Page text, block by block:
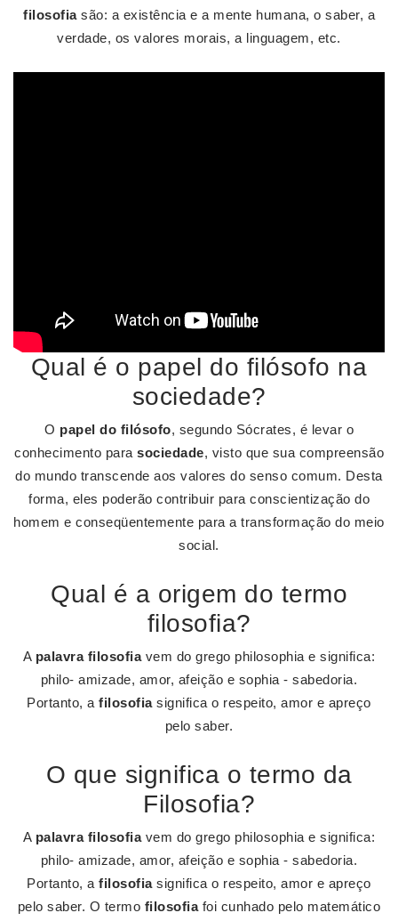
filosofiasão: a existência e a mente humana, o saber, a
verdade, os valores morais, a linguagem, etc.
Qual é o papel do filósofo na
sociedade?
O papel do filósofo, segundo Sócrates, é levar o
conhecimento para sociedade, visto que sua compreensão
do mundo transcende aos valores do senso comum. Desta
forma, eles poderão contribuir para conscientização do
homem e conseqüentemente para a transformação do meio
social.
Qual é a origem do termo
filosofia?
A palavra filosofiavem do grego philosophia e significa:
philo- amizade, amor, afeição e sophia - sabedoria.
Portanto, afilosofiasignifica o respeito, amor e apreço
pelo saber.
O que significa o termo da
Filosofia?
A palavra filosofiavem do grego philosophia e significa:
philo- amizade, amor, afeição e sophia - sabedoria.
Portanto, afilosofiasignifica o respeito, amor e apreço
pelo saber. O termo filosofiafoi cunhado pelo matemático